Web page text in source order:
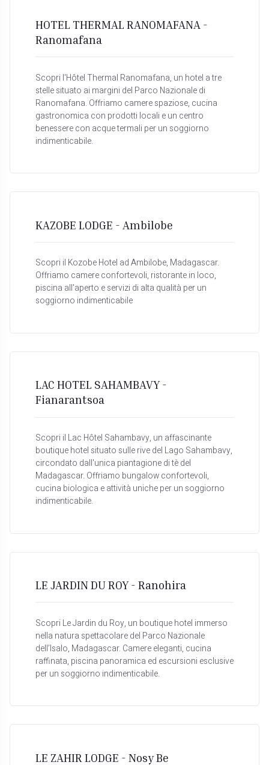
HOTEL THERMAL RANOMAFANA -
Ranomafana
Scopri l'Hôtel Thermal Ranomafana, un hotel a tre
stelle situato ai margini del Parco Nazionale di
Ranomafana. Offriamo camere spaziose, cucina
gastronomica con prodotti locali e un centro
benessere con acque termali per un soggiorno
indimenticabile.
KAZOBE LODGE - Ambilobe
Scopri il Kozobe Hotel ad Ambilobe, Madagascar.
Offriamo camere confortevoli, ristorante in loco,
piscina all'aperto e servizi di alta qualità per un
soggiorno indimenticabile
LAC HOTEL SAHAMBAVY -
Fianarantsoa
Scopri il Lac Hôtel Sahambavy, un affascinante
boutique hotel situato sulle rive del Lago Sahambavy,
circondato dall'unica piantagione di tè del
Madagascar. Offriamo bungalow confortevoli,
cucina biologica e attività uniche per un soggiorno
indimenticabile.
LE JARDIN DU ROY - Ranohira
Scopri Le Jardin du Roy, un boutique hotel immerso
nella natura spettacolare del Parco Nazionale
dell’Isalo, Madagascar. Camere eleganti, cucina
raffinata, piscina panoramica ed escursioni esclusive
per un soggiorno indimenticabile.
LE ZAHIR LODGE - Nosy Be